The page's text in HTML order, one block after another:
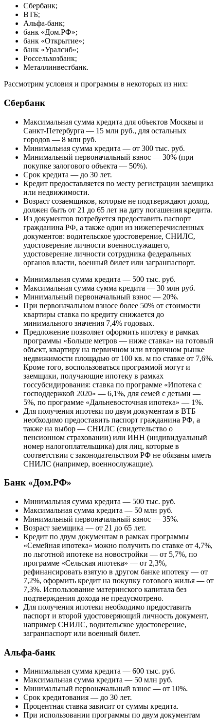
Сбербанк;
ВТБ;
Альфа-банк;
банк «Дом.РФ»;
банк «Открытие»;
банк «Уралсиб»;
Россельхозбанк;
Металлинвестбанк.
Рассмотрим условия и программы в некоторых из них:
Сбербанк
Максимальная сумма кредита для объектов Москвы и
Санкт-Петербурга — 15 млн руб., для остальных
городов — 8 млн руб.
Минимальная сумма кредита — от 300 тыс. руб.
Минимальный первоначальный взнос — 30% (при
покупке залогового объекта — 50%).
Срок кредита — до 30 лет.
Кредит предоставляется по месту регистрации заемщика
или недвижимости.
Возраст созаемщиков, которые не подтверждают доход,
должен быть от 21 до 65 лет на дату погашения кредита.
Из документов потребуется предоставить паспорт
гражданина РФ, а также один из нижеперечисленных
документов: водительское удостоверение, СНИЛС,
удостоверение личности военнослужащего,
удостоверение личности сотрудника федеральных
органов власти, военный билет или загранпаспорт.
Минимальная сумма кредита — 500 тыс. руб.
Максимальная сумма сумма кредита — 30 млн руб.
Минимальный первоначальный взнос — 20%.
При первоначальном взносе более 50% от стоимости
квартиры ставка по кредиту снижается до
минимального значения 7,4% годовых.
Предложение позволяет оформить ипотеку в рамках
программы «Больше метров — ниже ставка» на готовый
объект, квартиру на первичном или вторичном рынке
недвижимости площадью от 100 кв. м по ставке от 7,6%.
Кроме того, воспользоваться программой могут и
заемщики, получающие ипотеку в рамках
госсубсидирования: ставка по программе «Ипотека с
господдержкой 2020» — 6,1%, для семей с детьми —
5%, по программе «Дальневосточная ипотека» — 1%.
Для получения ипотеки по двум документам в ВТБ
необходимо предоставить паспорт гражданина РФ, а
также на выбор — СНИЛС (свидетельство о
пенсионном страховании) или ИНН (индивидуальный
номер налогоплательщика) для лиц, которые в
соответствии с законодательством РФ не обязаны иметь
СНИЛС (например, военнослужащие).
Банк «Дом.РФ»
Минимальная сумма кредита — 500 тыс. руб.
Максимальная сумма кредита — 50 млн руб.
Минимальный первоначальный взнос — 35%.
Возраст заемщика — от 21 до 65 лет.
Кредит по двум документам в рамках программы
«Семейная ипотека» можно получить по ставке от 4,7%,
по льготной ипотеке на новостройки — от 5,7%, по
программе «Сельская ипотека» — от 2,3%,
рефинансировать взятую в другом банке ипотеку — от
7,2%, оформить кредит на покупку готового жилья — от
7,3%. Использование материнского капитала без
подтверждения дохода не предусмотрено.
Для получения ипотеки необходимо предоставить
паспорт и второй удостоверяющий личность документ,
например СНИЛС, водительское удостоверение,
загранпаспорт или военный билет.
Альфа-банк
Минимальная сумма кредита — 600 тыс. руб.
Максимальная сумма кредита — 50 млн руб.
Минимальный первоначальный взнос — от 10%.
Срок кредитования — до 30 лет.
Процентная ставка зависит от суммы кредита.
При использовании программы по двум документам